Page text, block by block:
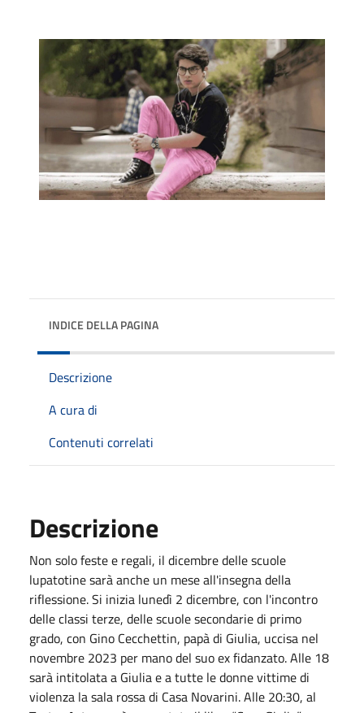
INDICE DELLA PAGINA
Descrizione
A cura di
Contenuti correlati
Descrizione
Non solo feste e regali, il dicembre delle scuole
lupatotine sarà anche un mese all'insegna della
riflessione. Si inizia lunedì 2 dicembre, con l'incontro
delle classi terze, delle scuole secondarie di primo
grado, con Gino Cecchettin, papà di Giulia, uccisa nel
novembre 2023 per mano del suo ex fidanzato. Alle 18
sarà intitolata a Giulia e a tutte le donne vittime di
violenza la sala rossa di Casa Novarini. Alle 20:30, al